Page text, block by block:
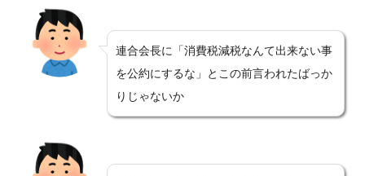
連合会長に「消費税減税なんて出来ない事
を公約にするな」とこの前言われたばっか
りじゃないか